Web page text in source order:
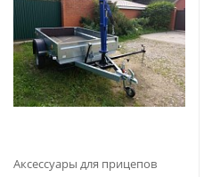
Аксессуары для прицепов